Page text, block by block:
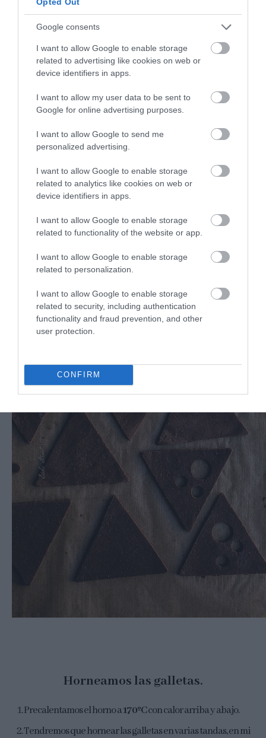
Google consents
I want to allow Google to enable storage
related to advertising like cookies on web or
device identifiers in apps.
I want to allow my user data to be sent to
Google for online advertising purposes.
I want to allow Google to send me
personalized advertising.
I want to allow Google to enable storage
related to analytics like cookies on web or
device identifiers in apps.
I want to allow Google to enable storage
related to functionality of the website or app.
I want to allow Google to enable storage
related to personalization.
I want to allow Google to enable storage
related to security, including authentication
functionality and fraud prevention, and other
user protection.
CONFIRM
hasta que endurezca por completo. Alrededor de 30
minutos.
Unimos los retales de masa, estiramos de nuevo y
refrigeramos para elaborar el máximo de galletas posible.
masa estámuy fríapara hacer cortes limpios. Cortamos las
galletas con uncortador de triángulo de 8 x 8 cm de lado
A la mitad de ellas les cortaremos unos círculos, estas irán en
la parte superior, para rellenarlos tras el horneado. He
utilizado un cortador de 2 cm y otro de 1 cm. Reservamos los
círculos que hemos cortado, más tarde nos serán de utilidad.
Refrigeramos de nuevo hasta que la masa esté muy firme.
Horneamos las galletas.
Precalentamos el horno a170ºCcon calor arriba y abajo.
Tendremos que hornear las galletas en varias tandas, en mi